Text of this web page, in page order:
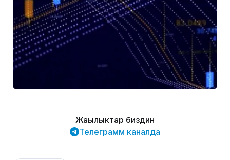
Жаңылыктар биздин
Телеграмм каналда